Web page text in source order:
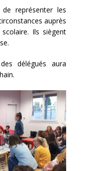
représenter les
auprès
Ils siègent
délégués aura